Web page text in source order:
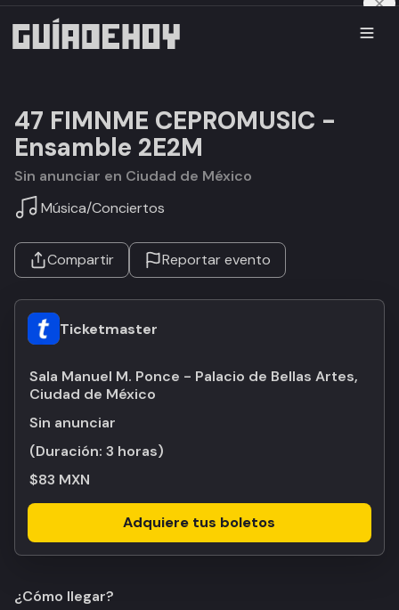
47 FIMNME CEPROMUSIC -
Ensamble 2E2M
Sin anunciar en Ciudad de México
Música/Conciertos
Compartir Reportar evento
Ticketmaster
Sala Manuel M. Ponce - Palacio de Bellas Artes,
Ciudad de México
Sin anunciar
(Duración: 3 horas)
$83 MXN
Adquiere tus boletos
¿Cómo llegar?